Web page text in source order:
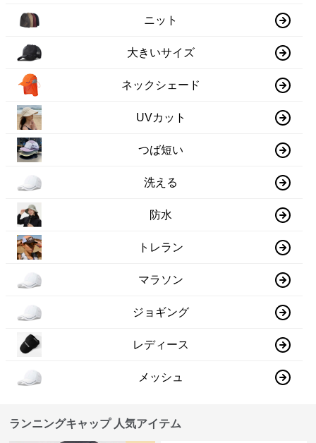
ニット
大きいサイズ
ネックシェード
UVカット
つば短い
洗える
防水
トレラン
マラソン
ジョギング
レディース
メッシュ
ランニングキャップ 人気アイテム